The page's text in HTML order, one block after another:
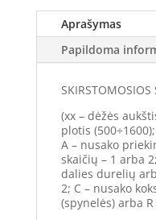
Aprašymas
Papildoma
SKIRSTOMOSIOS
(xx – dėžės
plotis
A – nusako
skaičių – 1 arba
dalies durelių
2; C – nusako
(spynelės) arba